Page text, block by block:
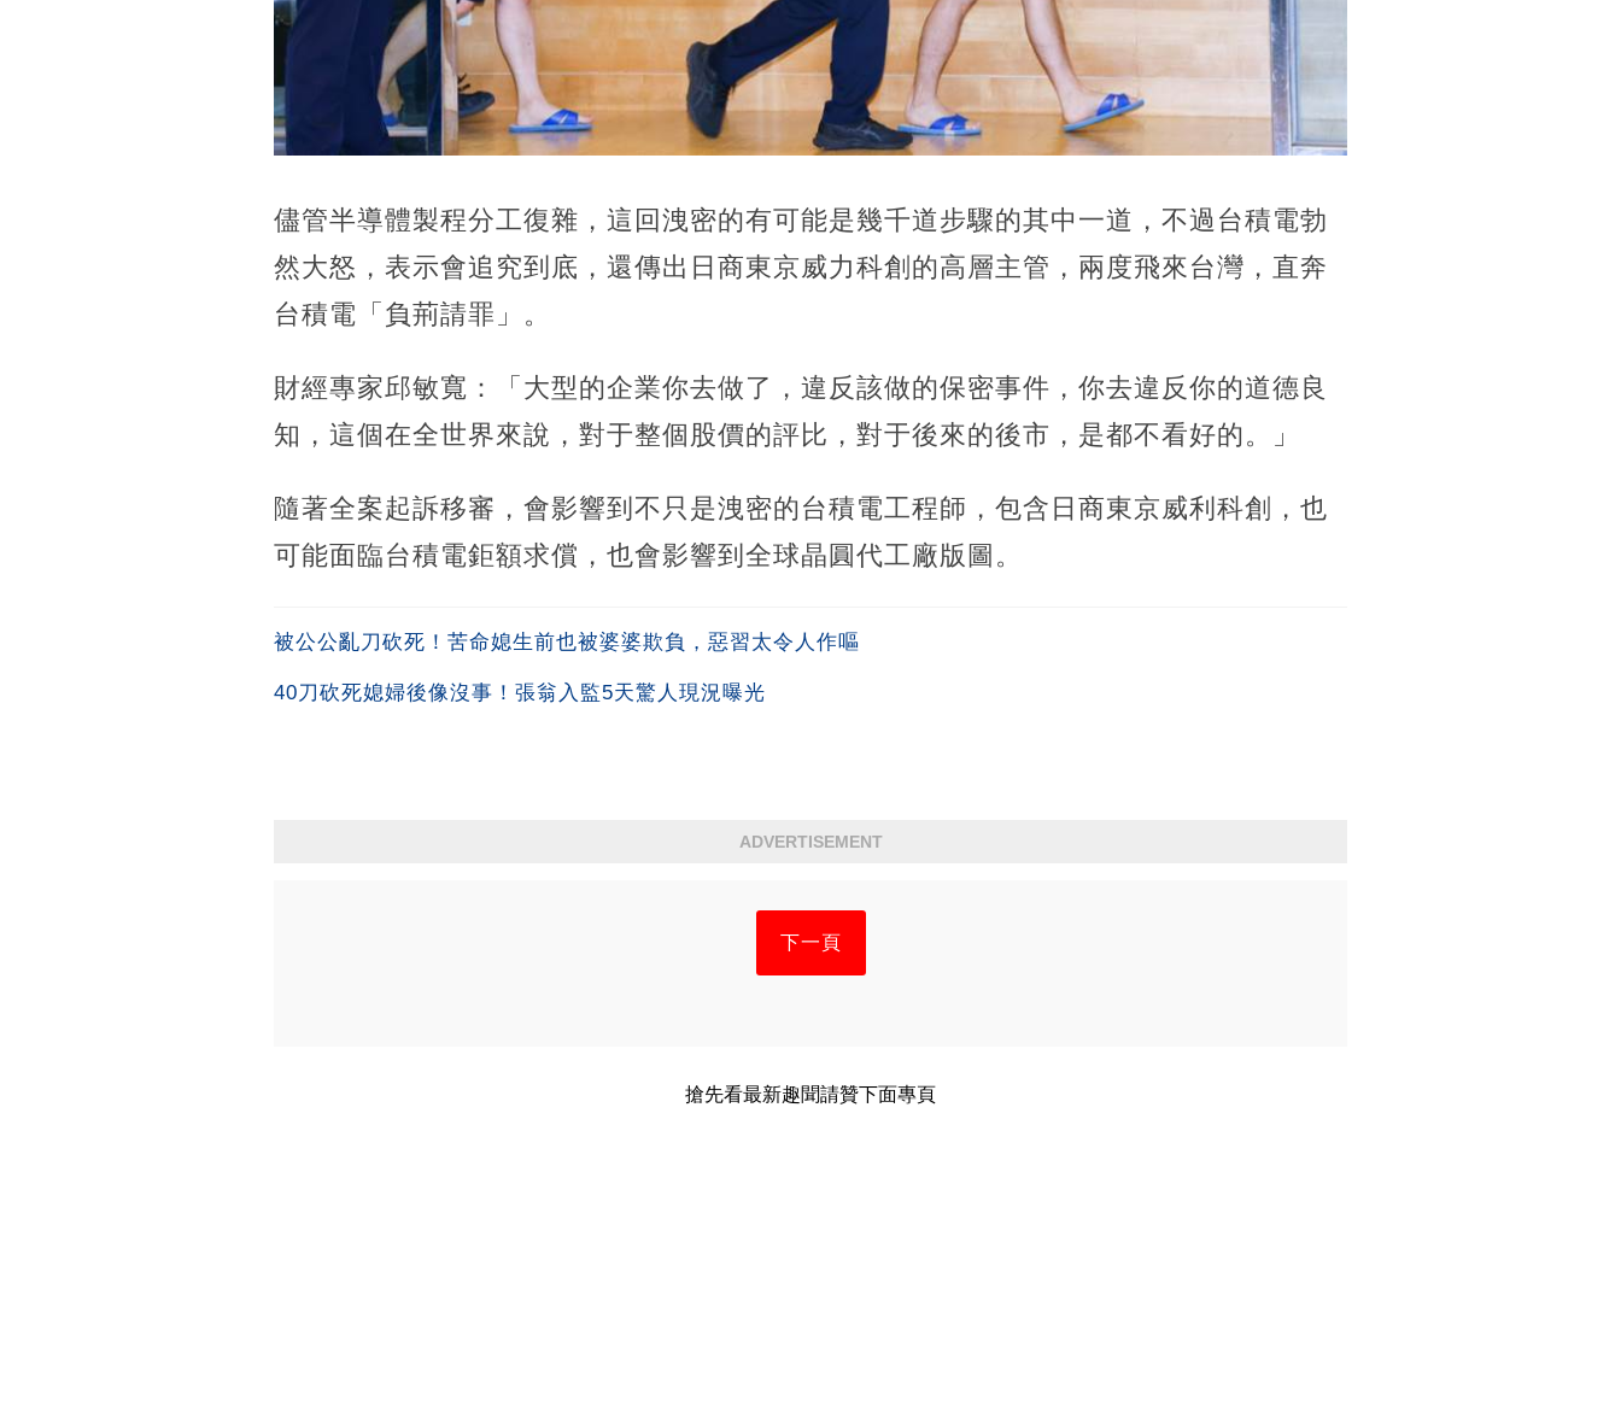
儘管半導體製程分工復雜，這回洩密的有可能是幾千道步驟的其中一道，不過台積電勃
然大怒，表示會追究到底，還傳出日商東京威力科創的高層主管，兩度飛來台灣，直奔
台積電「負荊請罪」。
財經專家邱敏寬：「大型的企業你去做了，違反該做的保密事件，你去違反你的道德良
知，這個在全世界來說，對于整個股價的評比，對于後來的後市，是都不看好的。」
隨著全案起訴移審，會影響到不只是洩密的台積電工程師，包含日商東京威利科創，也
可能面臨台積電鉅額求償，也會影響到全球晶圓代工廠版圖。
被公公亂刀砍死！苦命媳生前也被婆婆欺負，惡習太令人作嘔
40刀砍死媳婦後像沒事！張翁入監5天驚人現況曝光
ADVERTISEMENT
下一頁
搶先看最新趣聞請贊下面專頁